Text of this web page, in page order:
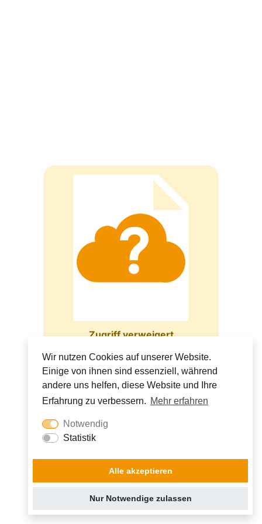
Wir nutzen Cookies auf unserer Website.
Einige von ihnen sind essenziell, während
andere uns helfen, diese Website und Ihre
Erfahrung zu verbessern. Mehr erfahren
Notwendig
Statistik
Nur Notwendige zulassen
Alle akzeptieren
Zugriff verweigert